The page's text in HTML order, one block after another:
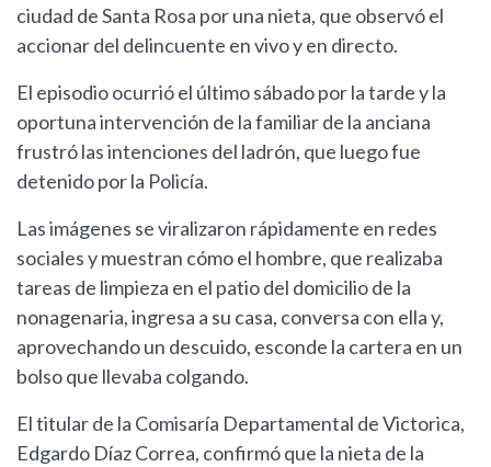
ciudad de Santa Rosa por una nieta, que observó el
accionar del delincuente en vivo y en directo.
El episodio ocurrió el último sábado por la tarde y la
oportuna intervención de la familiar de la anciana
frustró las intenciones del ladrón, que luego fue
detenido por la Policía.
Las imágenes se viralizaron rápidamente en redes
sociales y muestran cómo el hombre, que realizaba
tareas de limpieza en el patio del domicilio de la
nonagenaria, ingresa a su casa, conversa con ella y,
aprovechando un descuido, esconde la cartera en un
bolso que llevaba colgando.
El titular de la Comisaría Departamental de Victorica,
Edgardo Díaz Correa, confirmó que la nieta de la